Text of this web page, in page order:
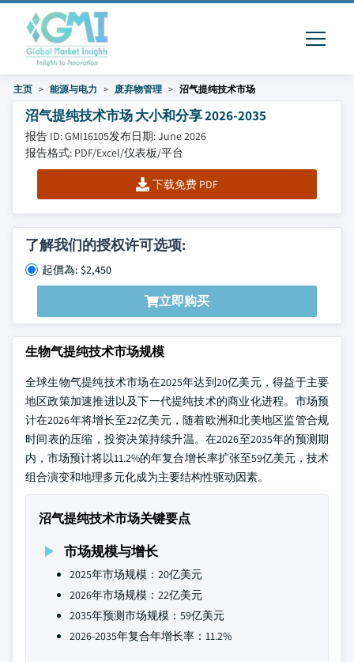
主页 能源与电力 废弃物管理 沼气提纯技术市场
沼气提纯技术市场 大小和分享 2026-2035
报告 ID: GMI16105发布日期: June 2026
报告格式: PDF/Excel/仪表板/平台
下载免费 PDF
了解我们的授权许可选项:
起價為: $2,450
立即购买
生物气提纯技术市场规模
全球生物气提纯技术市场在2025年达到20亿美元，得益于主要
地区政策加速推进以及下一代提纯技术的商业化进程。市场预
计在2026年将增长至22亿美元，随着欧洲和北美地区监管合规
时间表的压缩，投资决策持续升温。在2026至2035年的预测期
内，市场预计将以11.2%的年复合增长率扩张至59亿美元，技术
组合演变和地理多元化成为主要结构性驱动因素。
沼气提纯技术市场关键要点
市场规模与增长
2025年市场规模：20亿美元
2026年市场规模：22亿美元
2035年预测市场规模：59亿美元
2026-2035年复合年增长率：11.2%